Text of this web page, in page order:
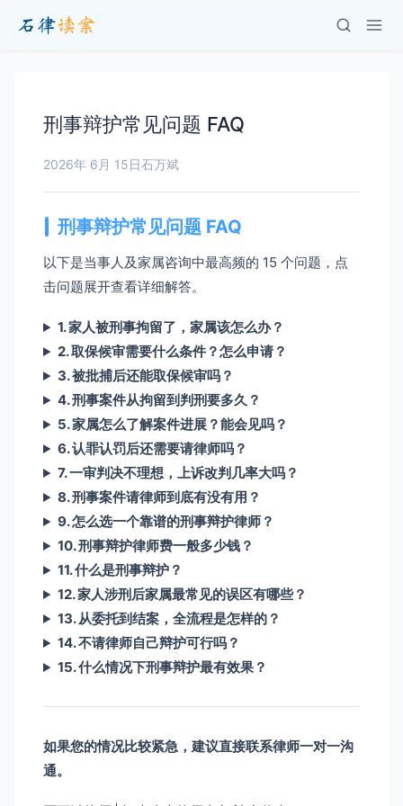
刑事辩护常见问题 FAQ
2026年 6月 15日石万斌
刑事辩护常见问题 FAQ
以下是当事人及家属咨询中最高频的 15 个问题，点
击问题展开查看详细解答。
1. 家人被刑事拘留了，家属该怎么办？
2. 取保候审需要什么条件？怎么申请？
3. 被批捕后还能取保候审吗？
4. 刑事案件从拘留到判刑要多久？
5. 家属怎么了解案件进展？能会见吗？
6. 认罪认罚后还需要请律师吗？
7. 一审判决不理想，上诉改判几率大吗？
8. 刑事案件请律师到底有没有用？
9. 怎么选一个靠谱的刑事辩护律师？
10. 刑事辩护律师费一般多少钱？
11. 什么是刑事辩护？
12. 家人涉刑后家属最常见的误区有哪些？
13. 从委托到结案，全流程是怎样的？
14. 不请律师自己辩护可行吗？
15. 什么情况下刑事辩护最有效果？
如果您的情况比较紧急，建议直接联系律师一对一沟
通。